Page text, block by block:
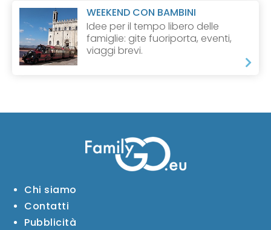
WEEKEND CON BAMBINI
Idee per il tempo libero delle
famiglie: gite fuoriporta, eventi,
viaggi brevi.
Chi siamo
Contatti
Pubblicità